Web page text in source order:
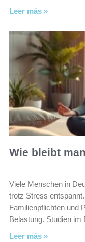
Leer más »
Wie bleibt
Viele Menschen in
trotz Stress
Familienpflichten und
Belastung. Studien im
Leer más »